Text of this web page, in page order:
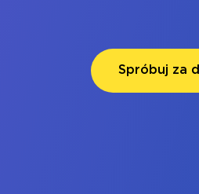
Spróbuj za